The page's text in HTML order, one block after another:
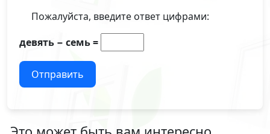
Пожалуйста, введите ответ цифрами:
девять − семь =
Отправить